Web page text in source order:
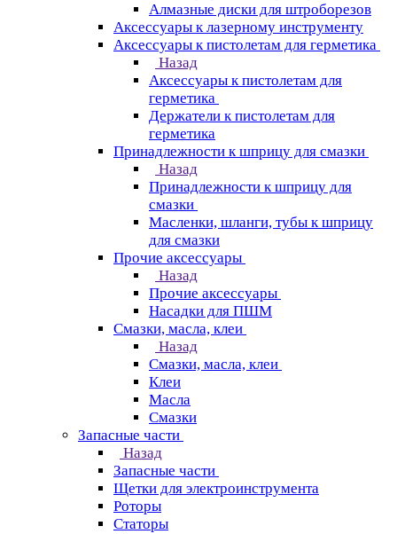
Алмазные диски для штроборезов
Аксессуары к лазерному инструменту
Аксессуары к пистолетам для герметика
Назад
Аксессуары к пистолетам для
герметика
Держатели к пистолетам для
герметика
Принадлежности к шприцу для смазки
Назад
Принадлежности к шприцу для
смазки
Масленки, шланги, тубы к шприцу
для смазки
Прочие аксессуары
Назад
Прочие аксессуары
Насадки для ПШМ
Смазки, масла, клеи
Назад
Смазки, масла, клеи
Клеи
Масла
Смазки
Запасные части
Назад
Запасные части
Щетки для электроинструмента
Роторы
Статоры